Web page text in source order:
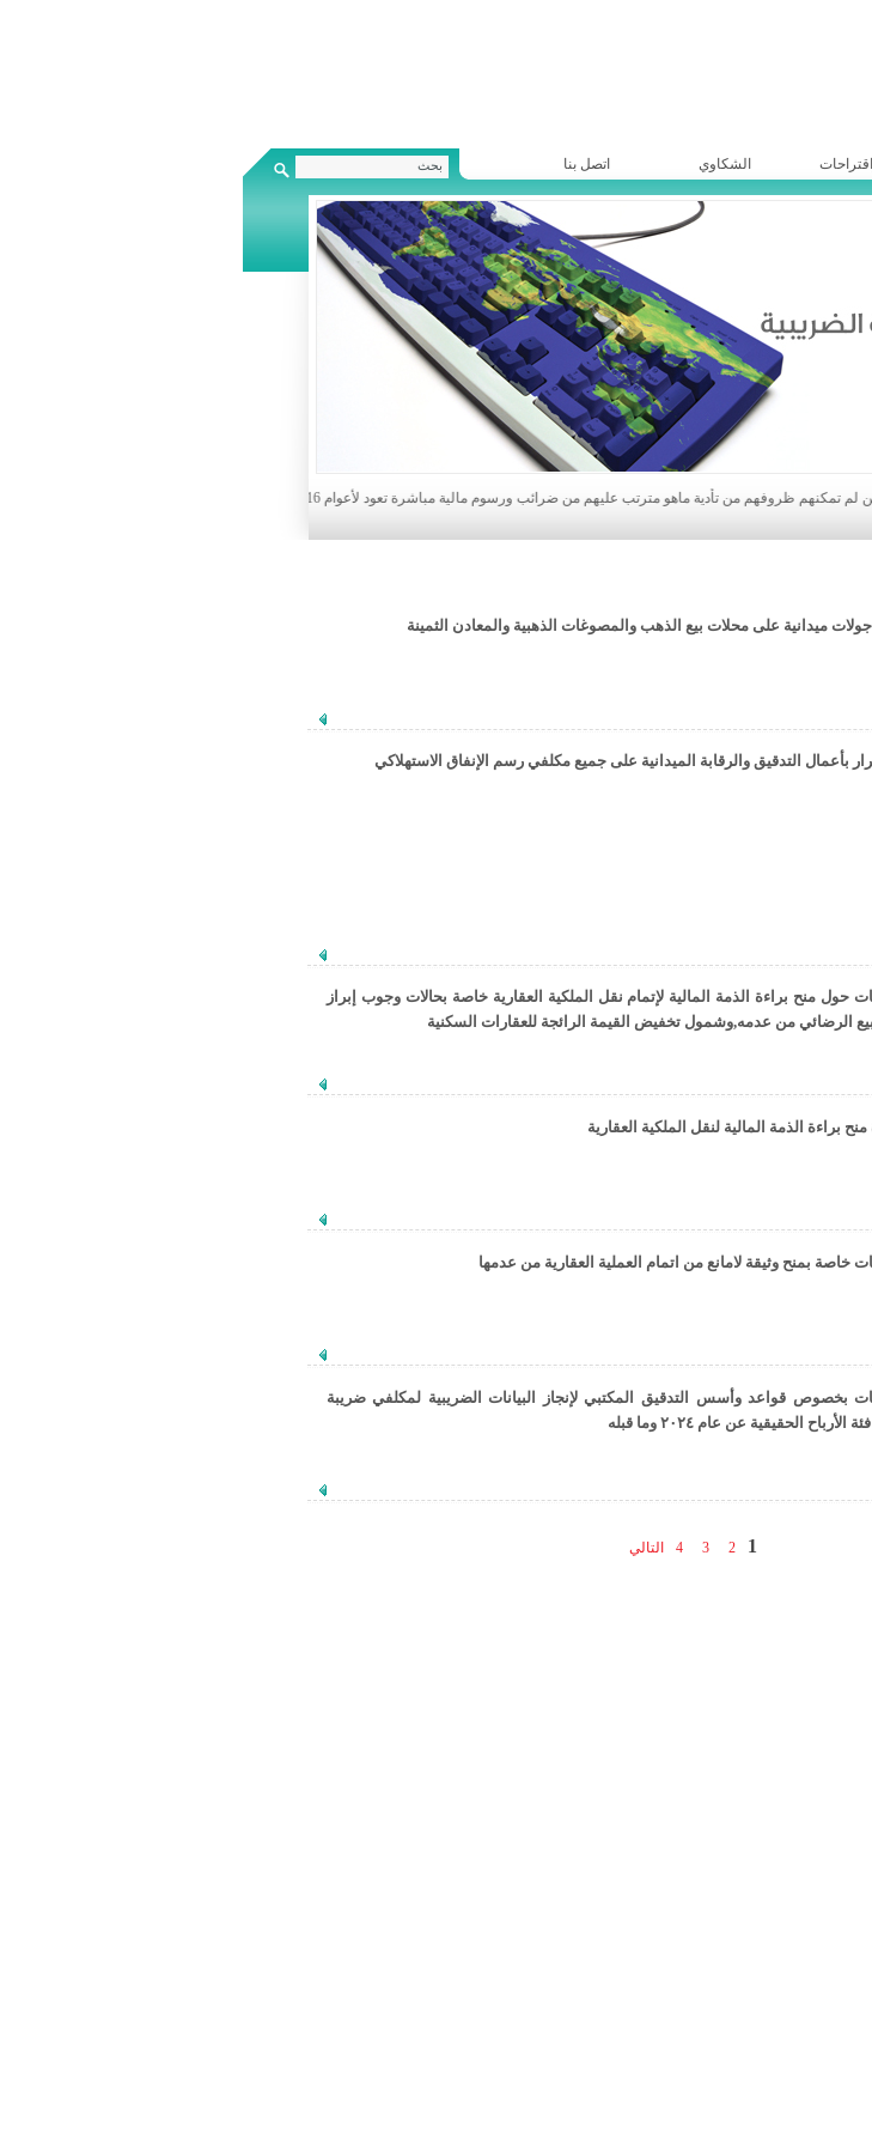
الشكاوي اتصل بنا
2016 وما قبل ولمكلفي ضريبة دخل الأرباح الحقيقية عن أعوام 2015 و ماقبل والمحققة والموضوعة موضع التحصيل خلال عام 2021 بالمبادرة الى الاستفادة من أحكام القانون (25) تاريخ 3/8/2017 والذي منحهم عفواً عن الفوائد والجزاءات والغرامات وذلك في حال تسديدهم ماهو مترتب عليهم من ضرائب ورسوم حتى 31/12/2021
ميدانية على محلات بيع الذهب والمصوغات الذهبية والمعادن الثمينة
بأعمال التدقيق والرقابة الميدانية على جميع مكلفي رسم الإنفاق الاستهلاكي
حول منح براءة الذمة المالية لإتمام نقل الملكية العقارية خاصة بحالات وجوب إبراز
الرضائي من عدمه,وشمول تخفيض القيمة الرائجة للعقارات السكنية
براءة الذمة المالية لنقل الملكية العقارية
خاصة بمنح وثيقة لامانع من اتمام العملية العقارية من عدمها
بخصوص قواعد وأسس التدقيق المكتبي لإنجاز البيانات الضريبية لمكلفي ضريبة
الأرباح الحقيقية عن عام ٢٠٢٤ وما قبله
1 التالي